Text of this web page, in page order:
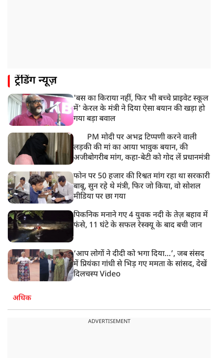
ट्रेंडिंग न्यूज़
'बस का किराया नहीं, फिर भी बच्चे प्राइवेट स्कूल
में' केरल के मंत्री ने दिया ऐसा बयान की खड़ा हो
गया बड़ा बवाल
PM मोदी पर अभद्र टिप्पणी करने वाली
लड़की की मां का आया भावुक बयान, की
अजीबोगरीब मांग, कहा-बेटी को गोद लें प्रधानमंत्री
फोन पर 50 हजार की रिश्वत मांग रहा था सरकारी
बाबू, सुन रहे थे मंत्री, फिर जो किया, वो सोशल
मीडिया पर छा गया
पिकनिक मनाने गए 4 युवक नदी के तेज़ बहाव में
फंसे, 11 घंटे के सफल रेस्क्यू के बाद बची जान
‘आप लोगों ने दीदी को भगा दिया…’, जब संसद
में प्रियंका गांधी से भिड़ गए ममता के सांसद, देखें
दिलचस्प Video
अधिक
ADVERTISEMENT